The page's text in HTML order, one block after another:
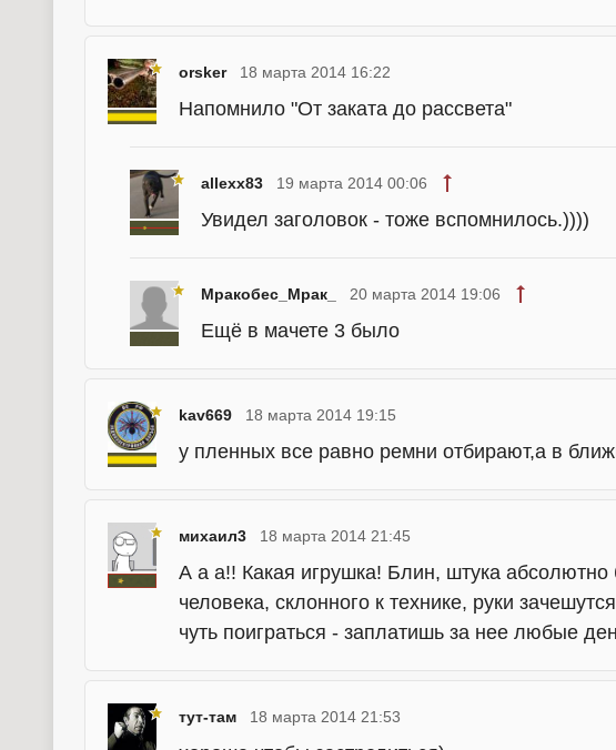
orsker 18 марта 2014 16:22
Напомнило "От заката до рассвета"
allexx83 19 марта 2014 00:06
Увидел заголовок - тоже вспомнилось.))))
Мракобес_Мрак_ 20 марта 2014 19:06
Ещё в мачете 3 было
kav669 18 марта 2014 19:15
у пленных все равно ремни отбирают,а в
михаил3 18 марта 2014 21:45
А а а!! Какая игрушка! Блин, штука
человека, склонного к технике, руки
чуть поиграться - заплатишь за нее любые
тут-там 18 марта 2014 21:53